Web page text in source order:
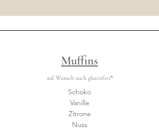
Muffins
auf Wunsch auch glutenfrei*
Schoko
Vanille
Zitrone
Nuss